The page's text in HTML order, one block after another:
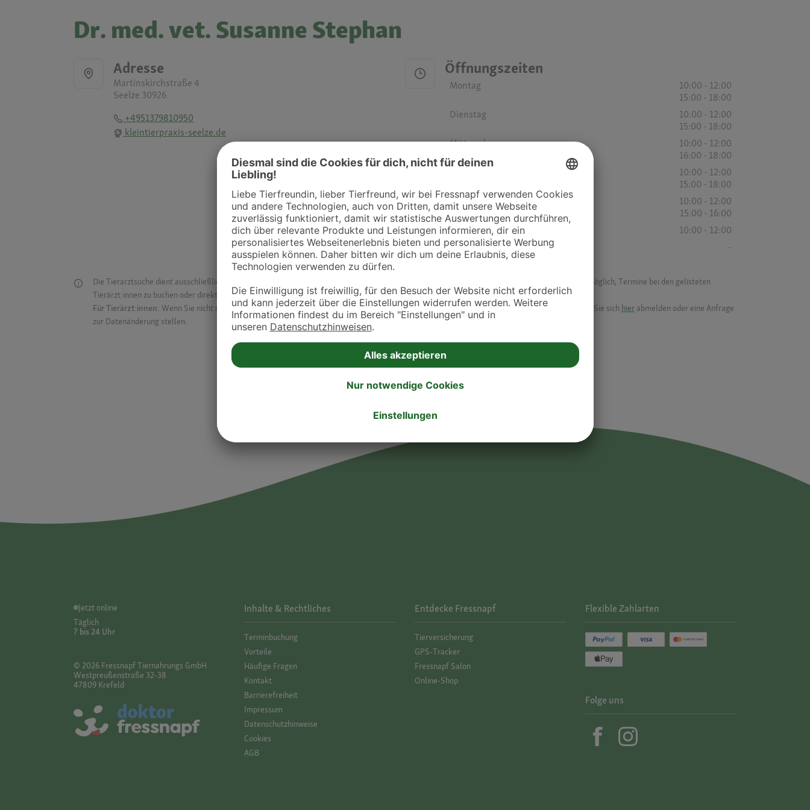
Dr. med. vet. Susanne Stephan
Adresse
Martinskirchstraße 4
Seelze 30926
+4951379810950
kleintierpraxis-seelze.de
Öffnungszeiten
Montag
10:00 - 12:00
15:00 - 18:00
Dienstag
10:00 - 12:00
15:00 - 18:00
Mittwoch
10:00 - 12:00
16:00 - 18:00
10:00 - 12:00
15:00 - 18:00
Freitag
10:00 - 12:00
15:00 - 16:00
Samstag
10:00 - 12:00
Sonntag
-
Die Tierarztsuche dient ausschließlich dazu, Tierarztpraxen und Kliniken in deiner Nähe übersichtlich anzuzeigen. Über Dr. Fressnapf ist es nicht möglich, Termine bei den gelisteten
Tierärzt:innen zu buchen oder direkt mit ihnen in Kontakt zu treten. Bitte wende dich hierfür direkt an die jeweilige Praxis oder Klinik.
Für Tierärzt:innen: Wenn Sie nicht mehr auf der Dr. Fressnapf Tierarztsuche als Praxis gelistet werden oder Ihre Daten ändern möchten, können Sie sich hier abmelden oder eine Anfrage
zur Datenänderung stellen.
Jetzt online
Täglich
7 bis 24 Uhr
© 2026 Fressnapf Tiernahrungs GmbH
Westpreußenstraße 32-38
47809 Krefeld
Inhalte & Rechtliches
Termin­buchung
Vorteile
Häufige Fragen
Kontakt
Barrierefreiheit
Impressum
Datenschutz­hinweise
Cookies
AGB
Entdecke Fressnapf
Tierversicherung
GPS-Tracker
Fressnapf Salon
Online-Shop
Flexible Zahlarten
Folge uns